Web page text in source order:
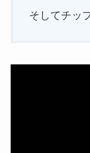
そしてチッ